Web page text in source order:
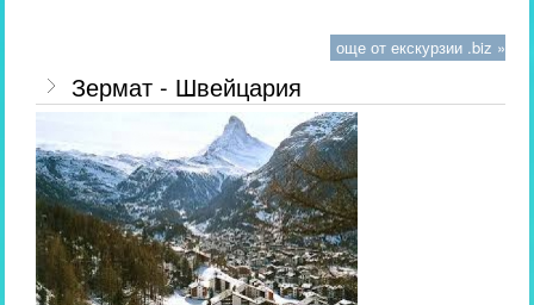
още от екскурзии .biz »
Зермат - Швейцария